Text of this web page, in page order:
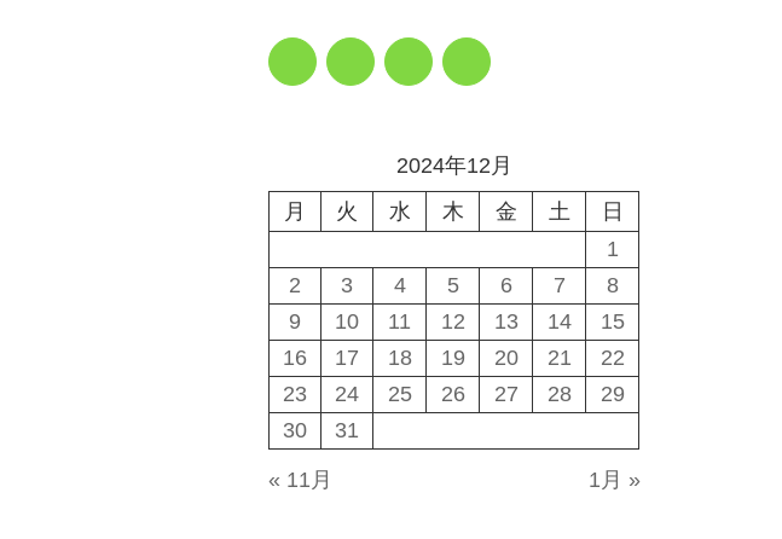
2024年12月
月
火 水 木 金 土
日
1
2
3 4 5 6 7
8
9
10 11 12 13 14
15
16
17 18 19 20 21
22
23
24 25 26 27 28
29
30
31
« 11月 1月 »